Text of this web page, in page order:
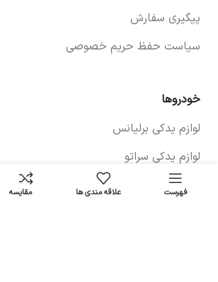
پیگیری سفارش
سیاست حفظ حریم خصوصی
خودروها
لوازم یدکی برلیانس
لوازم یدکی سراتو
لوازم یدکی آریو زوتی
برای اطلاع از قیمت
فهرست علاقه مندی ها مقایسه